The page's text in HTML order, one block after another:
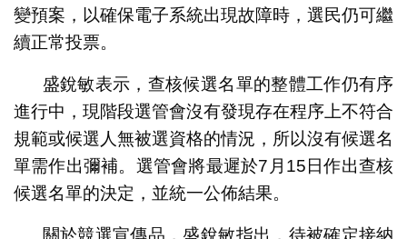
變預案，以確保電子系統出現故障時，選民仍可繼
續正常投票。
盛銳敏表示，查核候選名單的整體工作仍有序
進行中，現階段選管會沒有發現存在程序上不符合
規範或候選人無被選資格的情況，所以沒有候選名
單需作出彌補。選管會將最遲於7月15日作出查核
候選名單的決定，並統一公佈結果。